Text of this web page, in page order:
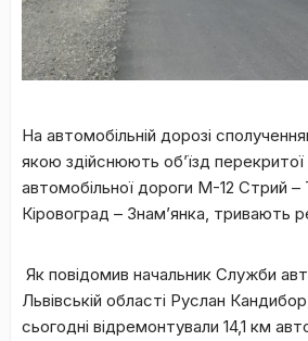
На автомобільній дорозі
якою здійснюють об’їзд перекритої
автомобільної дороги М-12 Стрий –
Кіровоград – Знам’янка, тривають
Як повідомив начальник Служби
Львівській області Руслан
сьогодні відремонтували 14,1 км